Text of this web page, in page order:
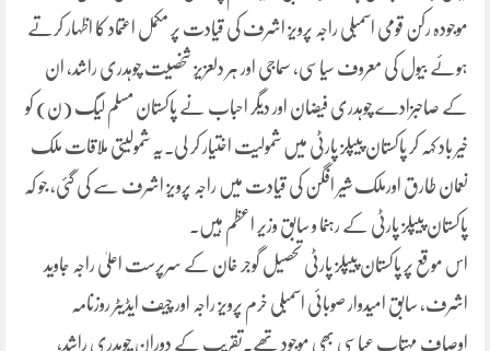
موجودہ رکن قومی اسمبلی راجہ پرویز اشرف کی قیادت پر مکمل اعتماد کا اظہار کرتے
ہوئے بیول کی معروف سیاسی، سماجی اور ہر دلعزیز شخصیت چوہدری راشد، ان
کے صاحبزادے چوہدری فیضان اور دیگر احباب نے پاکستان مسلم لیگ (ن) کو
خیر باد کہہ کر پاکستان پیپلز پارٹی میں شمولیت اختیار کر لی۔یہ شمولیتی ملاقات ملک
نعمان طارق اورملک شیر افگن کی قیادت میں راجہ پرویز اشرف سے کی گئی، جو کہ
پاکستان پیپلز پارٹی کے رہنما و سابق وزیر اعظم ہیں۔
اس موقع پر پاکستان پیپلز پارٹی تحصیل گوجر خان کے سرپرست اعلیٰ راجہ جاوید
اشرف، سابق امیدوار صوبائی اسمبلی خرم پرویز راجہ اور چیف ایڈیٹر روزنامہ
اوصاف مہتاب عباسی بھی موجود تھے۔تقریب کے دوران چوہدری راشد،